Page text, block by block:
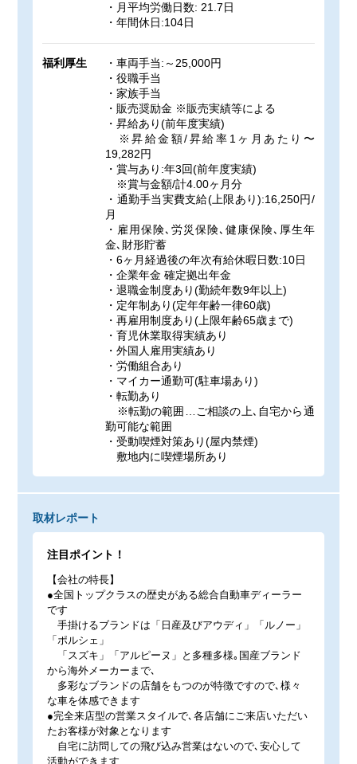
・月平均労働日数: 21.7日
・年間休日:104日
福利厚生
・車両手当:～25,000円
・役職手当
・家族手当
・販売奨励金 ※販売実績等による
・昇給あり(前年度実績)
※昇給金額/昇給率1ヶ月あたり〜
19,282円
・賞与あり:年3回(前年度実績)
※賞与金額/計4.00ヶ月分
・通勤手当実費支給(上限あり):16,250円/
月
・雇用保険､労災保険､健康保険､厚生年
金､財形貯蓄
・6ヶ月経過後の年次有給休暇日数:10日
・企業年金 確定拠出年金
・退職金制度あり(勤続年数9年以上)
・定年制あり(定年年齢一律60歳)
・再雇用制度あり(上限年齢65歳まで)
・育児休業取得実績あり
・外国人雇用実績あり
・労働組合あり
・マイカー通勤可(駐車場あり)
・転勤あり
※転勤の範囲…ご相談の上､自宅から通
勤可能な範囲
・受動喫煙対策あり(屋内禁煙)
敷地内に喫煙場所あり
取材レポート
注目ポイント！
【会社の特長】
●全国トップクラスの歴史がある総合自動車ディーラー
です
手掛けるブランドは「日産及びアウディ」「ルノー」
「ポルシェ」
「スズキ」「アルピーヌ」と多種多様｡国産ブランド
から海外メーカーまで､
多彩なブランドの店舗をもつのが特徴ですので､様々
な車を体感できます
●完全来店型の営業スタイルで､各店舗にご来店いただい
たお客様が対象となります
自宅に訪問しての飛び込み営業はないので､安心して
活動ができます